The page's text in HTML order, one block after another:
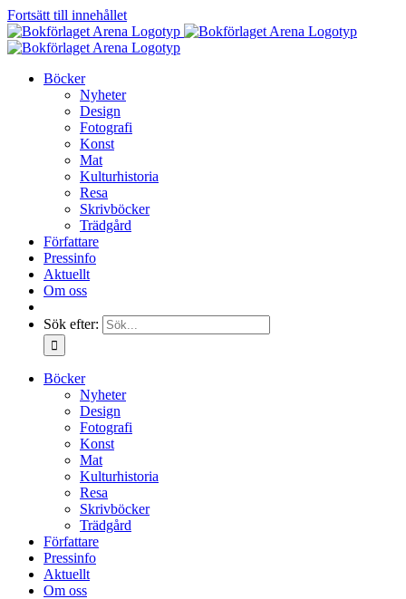
Fortsätt till innehållet
Böcker
Nyheter
Design
Fotografi
Konst
Mat
Kulturhistoria
Resa
Skrivböcker
Trädgård
Författare
Pressinfo
Aktuellt
Om oss
Sök efter:
Böcker
Nyheter
Design
Fotografi
Konst
Mat
Kulturhistoria
Resa
Skrivböcker
Trädgård
Författare
Pressinfo
Aktuellt
Om oss